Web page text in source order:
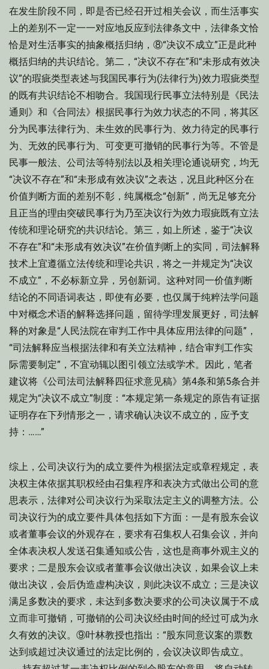
在发生阶段不同，即是否已经召开过相关会议，而生活事实
上的差别不一定一一对应地反应到法律条文中，法律条文恰
恰是对生活事实的抽象概括归纳，⑧“决议不成立”正是此种
概括归纳的共识结论。第二，“决议不存在”和“未形成有效决
议”的瑕疵类型表述与我国民事行为(法律行为)效力瑕疵类型
的既有共识结论不相吻合。我国现行民事立法特别是《民法
通则》和《合同法》根据民事行为效力状态的不同，将其区
分为民事法律行为、未生效的民事行为、效力待定的民事行
为、无效的民事行为、可变更可撤销的民事行为等。不管是
民事一般法、公司法等特别法以及相关理论通说研究，均无
“决议不存在”和“未形成有效决议”之表达，况且此种区分在
价值判断方面的差别不彰，纯属概念“创新”，尚无足够充分
且正当的理由突破民事行为乃至决议行为效力瑕疵既有立法
传统和理论研究的共识结论。第三，如上所述，鉴于“决议
不存在”和“未形成有效决议”在价值判断上的实同，司法解释
技术上宜遵循立法传统和理论共识，将之一并规定为“决议
不成立”，不必标新立异，另创新词。这种对同一价值判断
结论的不同语词表达，即使有必要，也仅属于纯粹法学问题
中对概念术语的解释选择问题，留待学理发展更好，司法解
释的对象是“人民法院在审判工作中具体应用法律的问题”，
“司法解释应当根据法律和有关立法精神，结合审判工作实
际需要制定”，不宜动辄以图引领立法或学术。因此，笔者
建议将《公司法司法解释四征求意见稿》第4条和第5条合并
规定为“决议不成立”制度：“本规定第一条规定的原告有证据
证明存在下列情形之一，请求确认决议不成立的，应予支
持：……”
综上，公司决议行为的成立要件为根据法定或章程规定，表
决权主体依据其职权经由召集程序和表决方式做出公司的意
思表示，法律对公司决议行为采取法定主义的调整方法。公
司决议行为的成立要件具体包括如下方面：一是有股东会议
或者董事会议的外观存在，要求有召集权人召集会议，并向
全体表决权人发送召集通知或公告，这也是商事外观主义的
要求；二是股东会议或者董事会议做出决议，如果会议上未
做出决议，会后伪造虚构决议，则此决议不成立；三是决议
满足多数决的要求，未达到多数决要求的公司决议属于不成
立而非可撤销，可撤销的公司决议经由时间的经过可成为永
久有效的决议。⑨叶林教授也指出：“股东同意议案的票数
达到或超过决议通过的法定比例的，会议决议即告成立。